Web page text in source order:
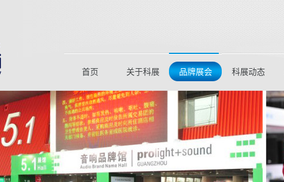
首页 关于科展 品牌展会 科展动态